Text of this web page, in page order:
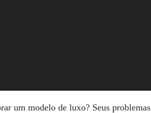
um modelo de luxo? Seus problemas